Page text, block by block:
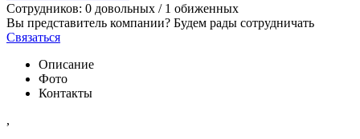
Сотрудников: 0 довольных / 1 обиженных
Вы представитель компании? Будем рады сотрудничать
Связаться
Описание
Фото
Контакты
,